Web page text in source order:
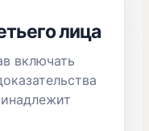
лица
включать